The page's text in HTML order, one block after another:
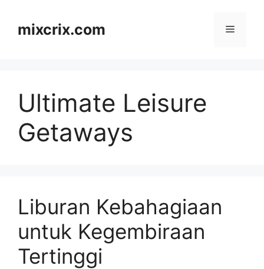
contentmixcrix.com Menu
Ultimate Leisure
Getaways
Liburan Kebahagiaan
untuk Kegembiraan
Tertinggi